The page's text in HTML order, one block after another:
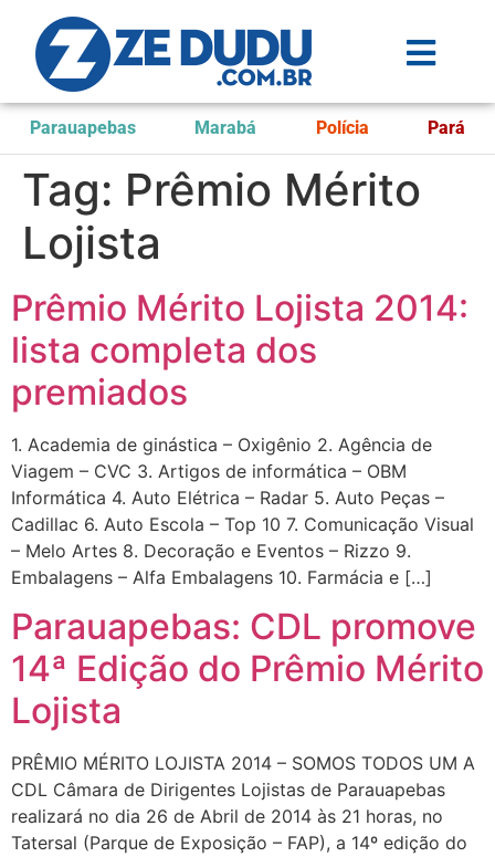
Parauapebas Marabá Polícia Pará
Tag: Prêmio Mérito
Lojista
Prêmio Mérito Lojista 2014:
lista completa dos
premiados
1. Academia de ginástica – Oxigênio 2. Agência de
Viagem – CVC 3. Artigos de informática – OBM
Informática 4. Auto Elétrica – Radar 5. Auto Peças –
Cadillac 6. Auto Escola – Top 10 7. Comunicação Visual
– Melo Artes 8. Decoração e Eventos – Rizzo 9.
Embalagens – Alfa Embalagens 10. Farmácia e […]
Parauapebas: CDL promove
14ª Edição do Prêmio Mérito
Lojista
PRÊMIO MÉRITO LOJISTA 2014 – SOMOS TODOS UM A
CDL Câmara de Dirigentes Lojistas de Parauapebas
realizará no dia 26 de Abril de 2014 às 21 horas, no
Tatersal (Parque de Exposição – FAP), a 14º edição do